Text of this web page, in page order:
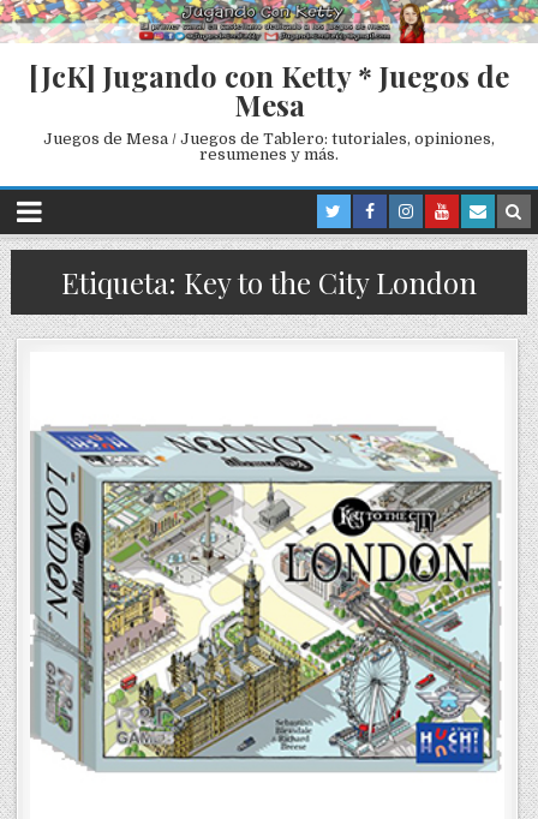
[JcK] Jugando con Ketty * Juegos de
Mesa
Juegos de Mesa / Juegos de Tablero: tutoriales, opiniones,
resumenes y más.
Etiqueta: Key to the City London